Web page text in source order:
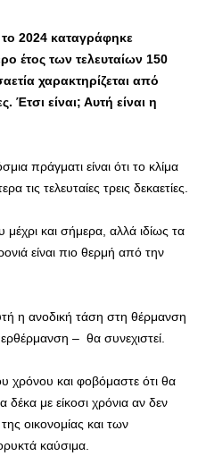
2024 καταγράφηκε
έτος των τελευταίων 150
χαρακτηρίζεται από
Έτσι είναι; Αυτή είναι η
πράγματι είναι ότι το κλίμα
τις τελευταίες τρεις δεκαετίες.
και σήμερα, αλλά ιδίως τα
είναι πιο θερμή από την
η ανοδική τάση στη θέρμανση
– θα συνεχιστεί.
χρόνου και φοβόμαστε ότι θα
δέκα με είκοσι χρόνια αν δεν
οικονομίας και των
καύσιμα.